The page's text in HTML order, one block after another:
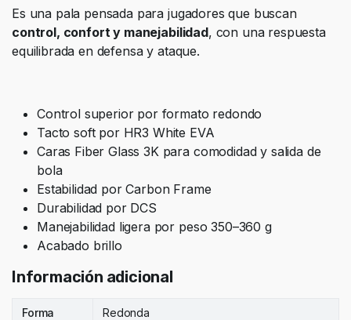
Es una pala pensada para jugadores que buscan
control, confort y manejabilidad, con una respuesta
equilibrada en defensa y ataque.
Control superior por formato redondo
Tacto soft por HR3 White EVA
Caras Fiber Glass 3K para comodidad y salida de
bola
Estabilidad por Carbon Frame
Durabilidad por DCS
Manejabilidad ligera por peso 350–360 g
Acabado brillo
Información adicional
Forma Redonda